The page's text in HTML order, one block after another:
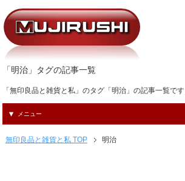
「明治」タグの記事一覧
「無印良品と雑貨と私」のタグ「明治」の記事一覧です
メニュー
無印良品と雑貨と私 TOP 明治